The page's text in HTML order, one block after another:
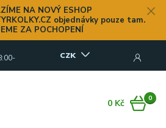
NA NOVÝ ESHOP
objednávky pouze tam.
ZA POCHOPENÍ
CZK
0
0 Kč